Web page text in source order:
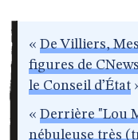
« De Villiers,
figures de
le Conseil d’État
« Derrière "Lou
nébuleuse très